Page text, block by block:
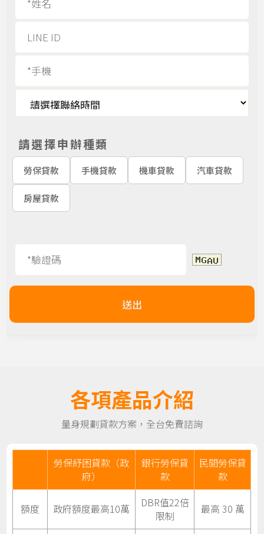
請選擇申辦種類
勞保貸款 手機貸款 機車貸款 汽車貸款
房屋貸款
送出
各項產品介紹
量身規劃貸款方案，全台免費諮詢
勞保紓困貸款（政
府）
銀行勞保貸
款
民間勞保貸
款
額度 政府額度最高10萬
DBR值22倍
限制
最高 30 萬